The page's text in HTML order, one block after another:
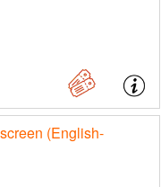
(English-